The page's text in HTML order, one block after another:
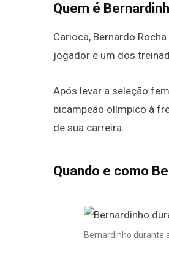
Quem é
Carioca, Bernardo
jogador e um dos
Após levar a seleção
bicampeão olímpico à
de sua carreira.
Quando e como
Bernardinho durante